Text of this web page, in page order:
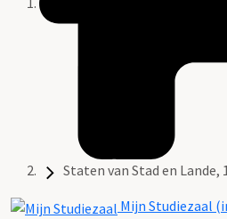
Staten van Stad en Lande,
Mijn Studiezaal